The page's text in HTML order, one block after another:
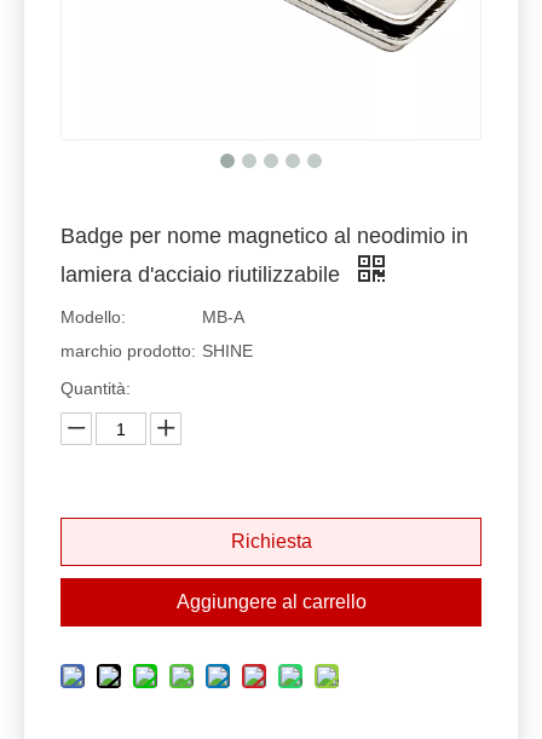
Badge per nome magnetico al neodimio in
lamiera d'acciaio riutilizzabile
Modello:
MB-A
marchio prodotto: SHINE
Quantità:
Richiesta
Aggiungere al carrello